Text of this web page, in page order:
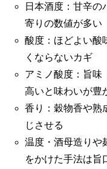
日本酒度：甘辛の
寄りの数値が多い
酸度：ほどよい酸
くならないカギ
アミノ酸度：旨味
高いと味わいが豊
香り：穀物香や熟
じさせる
温度・酒母造りや
をかけた手法は旨